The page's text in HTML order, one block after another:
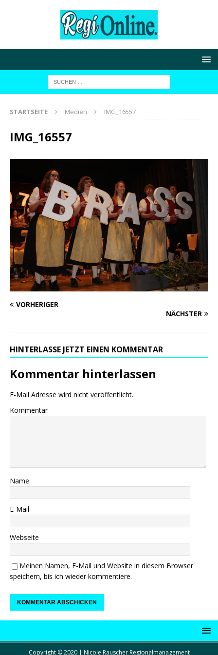
STARTSEITE Medien IMG_16557
IMG_16557
VORHERIGER
NÄCHSTER
HINTERLASSE JETZT EINEN KOMMENTAR
Kommentar hinterlassen
E-Mail Adresse wird nicht veröffentlicht.
Kommentar
Name
E-Mail
Webseite
Meinen Namen, E-Mail und Website in diesem Browser
speichern, bis ich wieder kommentiere.
Copyright © 2020 | Nicole Rauscher Regionalmanagement